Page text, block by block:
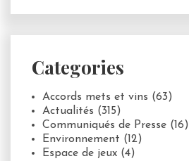
Categories
Accords mets et vins (63)
Actualités (315)
Communiqués de Presse (16)
Environnement (12)
Espace de jeux (4)